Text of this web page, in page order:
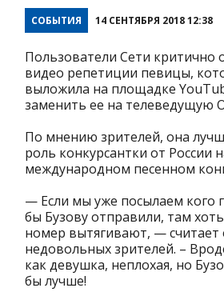
СОБЫТИЯ 14 СЕНТЯБРЯ 2018 12:38
Пользователи Сети критично
видео репетиции певицы,
выложила на площадке
заменить ее на телеведущую
По мнению зрителей, она
роль конкурсантки от России
международном песенном
— Если мы уже посылаем кого
бы Бузову отправили, там
номер вытягивают, — считает
недовольных зрителей. –
как девушка, неплохая, но
бы лучше!